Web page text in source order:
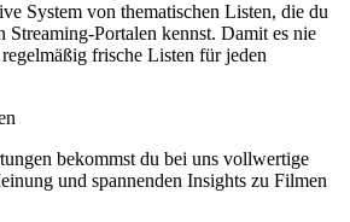
System von thematischen Listen, die du
Streaming-Portalen kennst. Damit es nie
frische Listen für jeden
bekommst du bei uns vollwertige
und spannenden Insights zu Filmen